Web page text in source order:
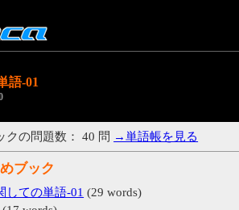
語-01
クの問題数： 40 問 →単語帳を見る
ブック
しての単語-01 (29 words)